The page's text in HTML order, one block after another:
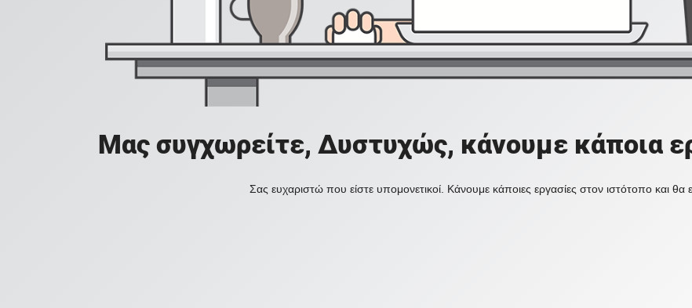
Μας συγχωρείτε, Δυστυχώς, κάνουμε κάποια
Σας ευχαριστώ που είστε υπομονετικοί. Κάνουμε κάποιες εργασίες στον ιστότοπο και θα